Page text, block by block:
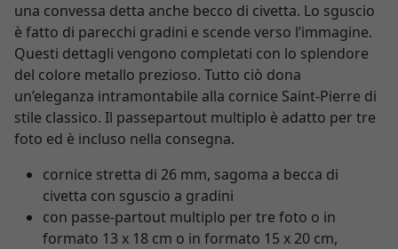
una convessa detta anche becco di civetta. Lo sguscio
è fatto di parecchi gradini e scende verso l’immagine.
Questi dettagli vengono completati con lo splendore
del colore metallo prezioso. Tutto ciò dona
un’eleganza intramontabile alla cornice Saint-Pierre di
stile classico. Il passepartout multiplo è adatto per tre
foto ed è incluso nella consegna.
cornice stretta di 26 mm, sagoma a becca di
civetta con sguscio a gradini
con passe-partout multiplo per tre foto o in
formato 13 x 18 cm o in formato 15 x 20 cm,